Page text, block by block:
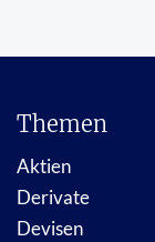
Themen
Aktien
Derivate
Devisen